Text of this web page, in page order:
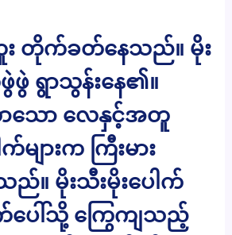
တိုက်ခတ်နေသည်။ မိုး
ရွာသွန်းနေ၏။
ော လေနှင့်အတူ
များက ကြီးမား
ည်။ မိုးသီးမိုးပေါက်
ပေါ်သို့ ကြွေကျသည့်